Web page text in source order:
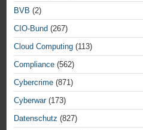
BVB (2)
CIO-Bund (267)
Cloud Computing (113)
Compliance (562)
Cybercrime (871)
Cyberwar(173)
Datenschutz (827)